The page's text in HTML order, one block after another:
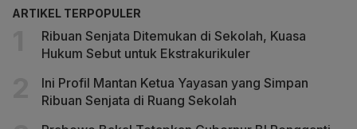
ARTIKEL TERPOPULER
Ribuan Senjata Ditemukan di Sekolah, Kuasa
Hukum Sebut untuk Ekstrakurikuler
Ini Profil Mantan Ketua Yayasan yang Simpan
Ribuan Senjata di Ruang Sekolah